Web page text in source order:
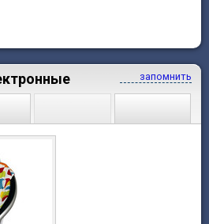
запомнить